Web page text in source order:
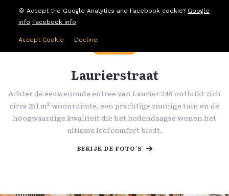
🍪 Accept the Google Analytics and Facebook cookie? Google
info Facebook info
Accept Cookie Decline
Laurierstraat
Achter de eeuwenoude entree van Laurier 246 ontluikt zich
circa 251 m² woonruimte, een prachtige zonnige tuin en de
hoogwaardige kwaliteit die het hedendaagse wonen het
ultieme leef comfort biedt.
BEKIJK DE FOTO'S